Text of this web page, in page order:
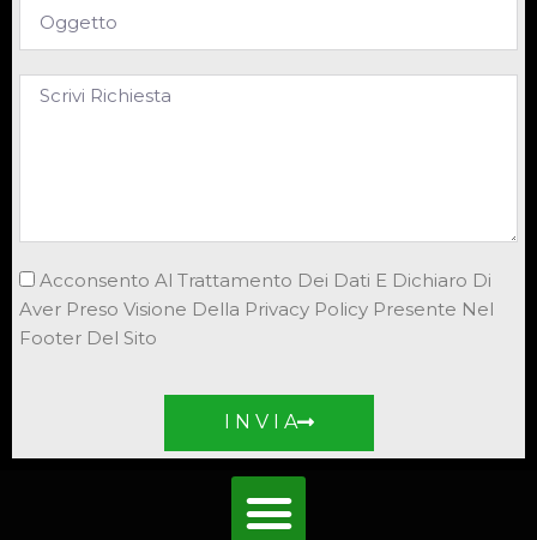
Acconsento Al Trattamento Dei Dati E Dichiaro Di
Aver Preso Visione Della Privacy Policy Presente Nel
Footer Del Sito
I N V I A